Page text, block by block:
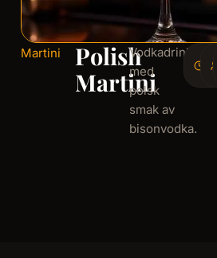
Martini
Polish
Martini
Vodkadrink
med
polsk
smak av
bisonvodka.